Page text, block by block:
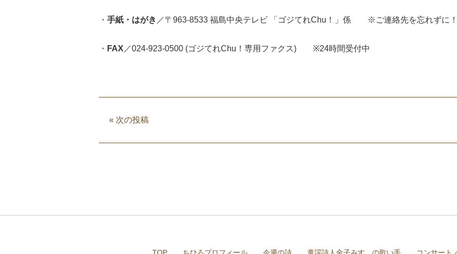
・ 手紙・はがき ／〒963-8533 福島中央テレビ 「ゴジてれChu！」係 ※ご連絡先を忘れずに！
・ FAX ／024-923-0500 (ゴジてれChu！専用ファクス) ※24時間受付中
« 次の投稿